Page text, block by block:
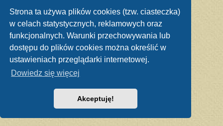
Strona ta używa plików cookies (tzw. ciasteczka)
w celach statystycznych, reklamowych oraz
funkcjonalnych. Warunki przechowywania lub
dostępu do plików cookies można określić w
ustawieniach przeglądarki internetowej.
Dowiedz się więcej
Akceptuję!